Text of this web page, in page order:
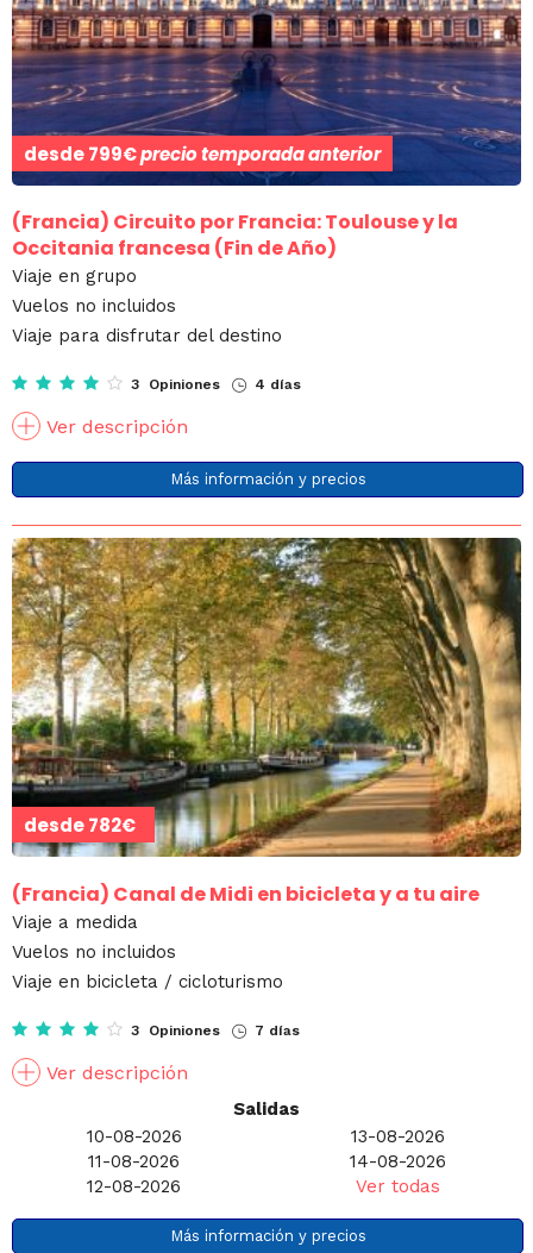
desde799€precio temporada anterior
(Francia) Circuito por Francia: Toulouse y la
Occitania francesa (Fin de Año)
Viaje en grupo
Vuelos no incluidos
Viaje para disfrutar del destino
3 Opiniones 4 días
Ver descripción
Más información y precios
desde782€
(Francia) Canal de Midi en bicicleta y a tu aire
Viaje a medida
Vuelos no incluidos
Viaje en bicicleta / cicloturismo
3 Opiniones 7 días
Ver descripción
Salidas
10-08-2026
11-08-2026
12-08-2026
13-08-2026
14-08-2026
Ver todas
Más información y precios